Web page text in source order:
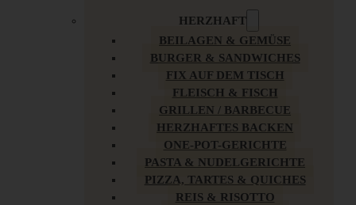
HERZHAFT
BEILAGEN & GEMÜSE
BURGER & SANDWICHES
FIX AUF DEM TISCH
FLEISCH & FISCH
GRILLEN / BARBECUE
HERZHAFTES BACKEN
ONE-POT-GERICHTE
PASTA & NUDELGERICHTE
PIZZA, TARTES & QUICHES
REIS & RISOTTO